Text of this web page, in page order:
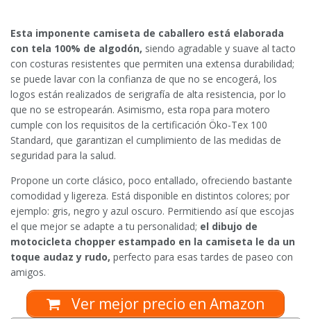
Esta imponente camiseta de caballero está elaborada
con tela 100% de algodón, siendo agradable y suave al tacto
con costuras resistentes que permiten una extensa durabilidad;
se puede lavar con la confianza de que no se encogerá, los
logos están realizados de serigrafía de alta resistencia, por lo
que no se estropearán. Asimismo, esta ropa para motero
cumple con los requisitos de la certificación Öko-Tex 100
Standard, que garantizan el cumplimiento de las medidas de
seguridad para la salud.
Propone un corte clásico, poco entallado, ofreciendo bastante
comodidad y ligereza. Está disponible en distintos colores; por
ejemplo: gris, negro y azul oscuro. Permitiendo así que escojas
el que mejor se adapte a tu personalidad; el dibujo de
motocicleta chopper estampado en la camiseta le da un
toque audaz y rudo, perfecto para esas tardes de paseo con
amigos.
Ver mejor precio en Amazon